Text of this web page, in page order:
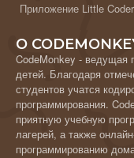
Приложение Little
О
CodeMonkey - ведущая
детей. Благодаря
студентов учатся
программирования.
приятную учебную
лагерей, а также
программированию